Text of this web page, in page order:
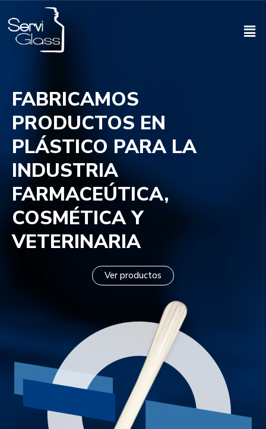
FABRICAMOS
PRODUCTOS EN
PLÁSTICO PARA LA
INDUSTRIA
FARMACEÚTICA,
COSMÉTICA Y
VETERINARIA
Ver productos